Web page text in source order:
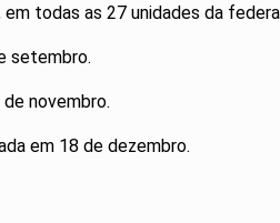
todas as 27 unidades da
setembro.
novembro.
em 18 de dezembro.